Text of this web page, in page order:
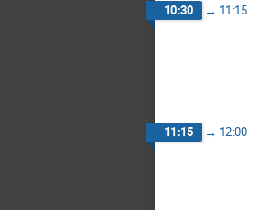
10:30 → 11:15
11:15 → 12:00